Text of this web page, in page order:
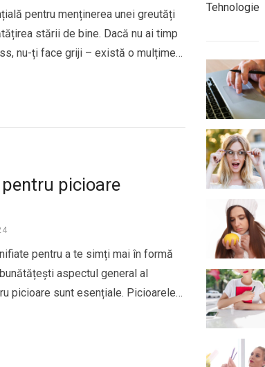
pentru menținerea unei greutăți
stării de bine. Dacă nu ai timp
nu-ți face griji – există o mulțime
picioare
pentru a te simți mai în formă
aspectul general al
picioare sunt esențiale. Picioarele
Tehnologie